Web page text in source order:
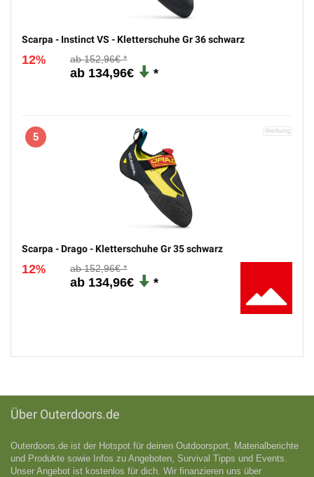
Scarpa - Instinct VS - Kletterschuhe Gr 36 schwarz
12% 152,96€
134,96€
5
Scarpa - Drago - Kletterschuhe Gr 35 schwarz
12% 152,96€
134,96€
Über Outerdoors.de
Outerdoors.de ist der Hotspot für deinen Outdoorsport, Materialberichte
und Produkte sowie Infos zu Angeboten, Survival Tipps und Events.
Unser Angebot ist kostenlos für dich. Wir finanzieren uns über